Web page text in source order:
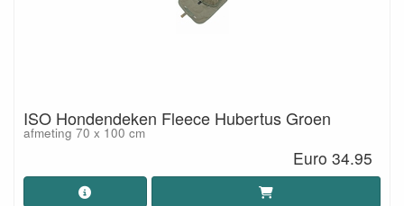
ISO Hondendeken Fleece Hubertus Groen
afmeting 70 x 100 cm
Euro 34.95